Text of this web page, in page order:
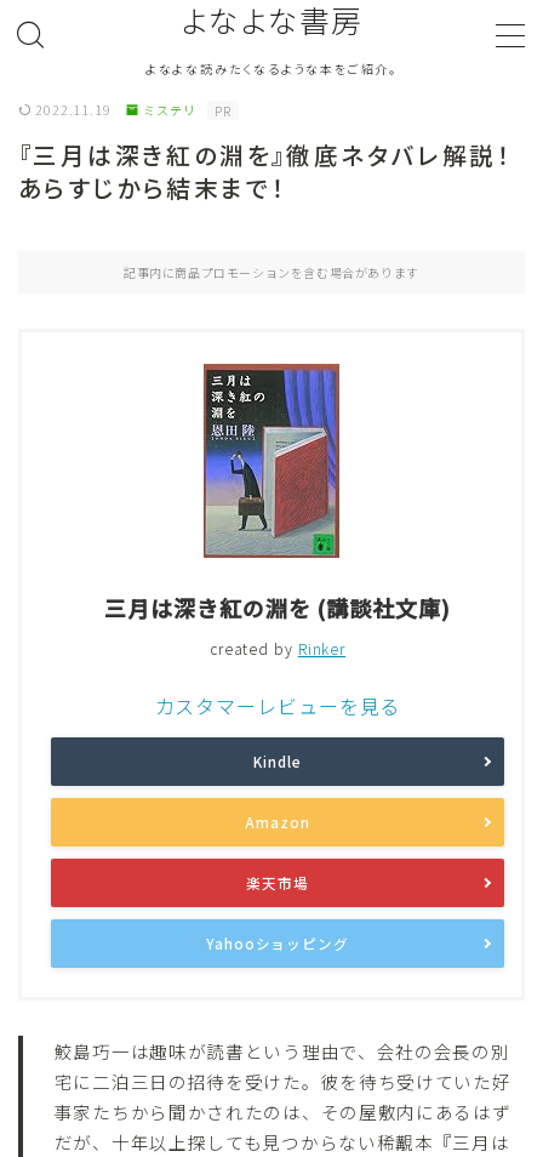
よなよな書房
よなよな読みたくなるような本をご紹介。
ジャンル Genre
Evaluation
読書をより楽しむ Good Reading
2022.11.19 ミステリ PR
『三月は深き紅の淵を』徹底ネタバレ解説！
あらすじから結末まで！
記事内に商品プロモーションを含む場合があります
三月は深き紅の淵を (講談社文庫)
created by Rinker
カスタマーレビューを見る
Kindle
Amazon
楽天市場
Yahooショッピング
鮫島巧一は趣味が読書という理由で、会社の会長の別
宅に二泊三日の招待を受けた。彼を待ち受けていた好
事家たちから聞かされたのは、その屋敷内にあるはず
だが、十年以上探しても見つからない稀覯本『三月は